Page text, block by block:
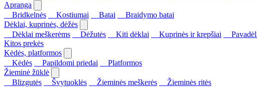
Apranga
Bridkelnės
Kostiumai Batai
Braidymo batai
Dėklai, kuprinės, dėžės
Dėklai meškerėms
Dėžutės Kiti dėklai Kuprinės ir krepšiai
Kitos prekės
Kėdės, platformos
Kėdės
Papildomi priedai
Platformos
Žieminė žūklė
Blizgutės
Švytuoklės Žieminės meškerės
Žieminės ritės